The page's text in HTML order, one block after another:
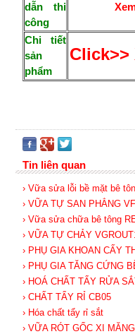
dẫn thi
công
Chi tiết
sản
phẩm
Click>>
Tin liên quan
› Vữa sửa lỗi bề mặt bê
› VỮA TỰ SAN PHẲNG
› Vữa sửa chữa bê tông
› VỮA TỰ CHẢY
› PHỤ GIA KHOAN CẤY
› PHỤ GIA TĂNG CỨNG
› HOÁ CHẤT TẨY RỬA
› CHẤT TẨY RỈ CB05
› Hóa chất tẩy rỉ sắt
› VỮA RÓT GỐC XI MĂNG